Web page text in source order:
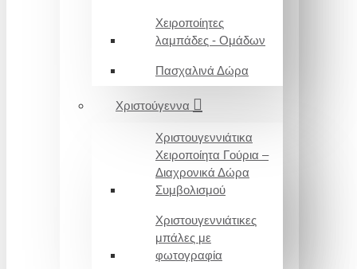
Χειροποίητες
λαμπάδες - Ομάδων
Πασχαλινά Δώρα
Χριστούγεννα
Χριστουγεννιάτικα
Χειροποίητα Γούρια –
Διαχρονικά Δώρα
Συμβολισμού
Χριστουγεννιάτικες
μπάλες με
φωτογραφία